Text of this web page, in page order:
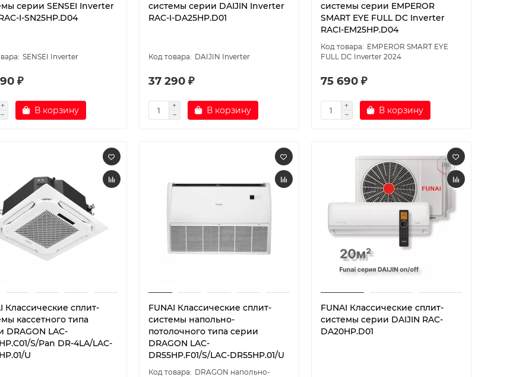
серии SENSEI Inverter
I-SN25HP.D04
SENSEI Inverter
₽
В корзину
системы серии DAIJIN Inverter
RAC-I-DA25HP.D01
DAIJIN Inverter
37 290 ₽
В корзину
системы серии EMPEROR
SMART EYE FULL DC Inverter
RACI-EM25HP.D04
EMPEROR SMART EYE
FULL DC Inverter 2024
75 690 ₽
В корзину
Классические сплит-
кассетного типа
DRAGON LAC-
S/Pan DR-4LA/LAC-
U
FUNAI Классические сплит-
системы напольно-
потолочного типа серии
DRAGON LAC-
DR55HP.F01/S/LAC-DR55HP.01/U
DRAGON напольно-
FUNAI Классические сплит-
системы серии DAIJIN RAC-
DA20HP.D01